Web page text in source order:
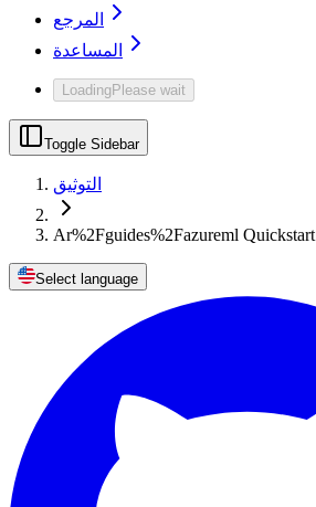
المرجع
المساعدة
LoadingPlease wait
Toggle Sidebar
التوثيق
Ar%2Fguides%2Fazureml Quickstart
Select language